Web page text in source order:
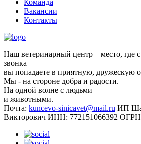
Команда
Вакансии
Контакты
Наш ветеринарный центр – место, где
звонка
вы попадаете в приятную, дружескую
Мы - на стороне добра и радости.
На одной волне с людьми
и животными.
Почта: kuncevo-sinicavet@mail.ru ИП
Викторович ИНН: 772151066392